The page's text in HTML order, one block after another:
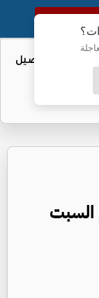
النسخة الكاملة
النفط - تفاصيل
السبت